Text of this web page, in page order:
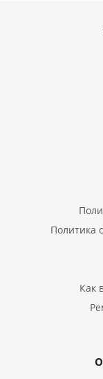
Политика
Как